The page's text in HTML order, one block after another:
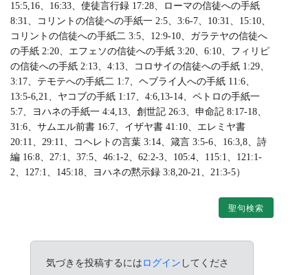
15:5,16、16:33、使徒言行録 17:28、ローマの信徒への手紙
8:31、コリントの信徒への手紙一 2:5、3:6-7、10:31、15:10、
コリントの信徒への手紙二 3:5、12:9-10、ガラテヤの信徒へ
の手紙 2:20、エフェソの信徒への手紙 3:20、6:10、フィリピ
の信徒への手紙 2:13、4:13、コロサイの信徒への手紙 1:29、
3:17、テモテへの手紙二 1:7、ヘブライ人への手紙 11:6、
13:5-6,21、ヤコブの手紙 1:17、4:6,13-14、ペトロの手紙一
5:7、ヨハネの手紙一 4:4,13、創世記 26:3、申命記 8:17-18、
31:6、サムエル前書 16:7、イザヤ書 41:10、エレミヤ書
20:11、29:11、コヘレトの言葉 3:14、箴言 3:5-6、16:3,8、詩
編 16:8、27:1、37:5、46:1-2、62:2-3、105:4、115:1、121:1-
2、127:1、145:18、ヨハネの黙示録 3:8,20-21、21:3-5）
聖句検索
気づきを投稿するにはログイン してくださ